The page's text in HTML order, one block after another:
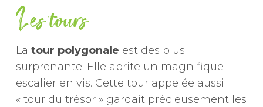
Les tours
La tour polygonale est des plus
surprenante. Elle abrite un magnifique
escalier en vis. Cette tour appelée aussi
« tour du trésor » gardait précieusement les